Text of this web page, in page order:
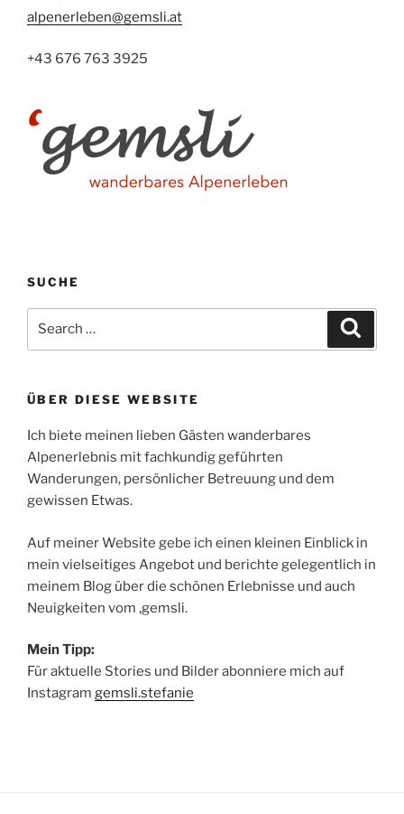
alpenerleben@gemsli.at
+43 676 763 3925
SUCHE
ÜBER DIESE WEBSITE
Ich biete meinen lieben Gästen wanderbares
Alpenerlebnis mit fachkundig geführten
Wanderungen, persönlicher Betreuung und dem
gewissen Etwas.
Auf meiner Website gebe ich einen kleinen Einblick in
mein vielseitiges Angebot und berichte gelegentlich in
meinem Blog über die schönen Erlebnisse und auch
Neuigkeiten vom ‚gemsli.
Mein Tipp:
Für aktuelle Stories und Bilder abonniere mich auf
Instagram gemsli.stefanie